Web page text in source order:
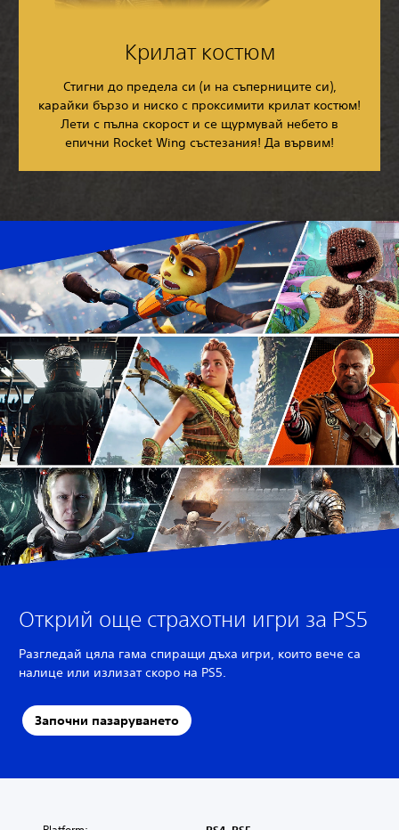
Крилат костюм
Стигни до предела си (и на съперниците си),
карайки бързо и ниско с проксимити крилат костюм!
Лети с пълна скорост и се щурмувай небето в
епични Rocket Wing състезания! Да вървим!
Открий още страхотни игри за PS5
Разгледай цяла гама спиращи дъха игри, които вече са
налице или излизат скоро на PS5.
Започни пазаруването